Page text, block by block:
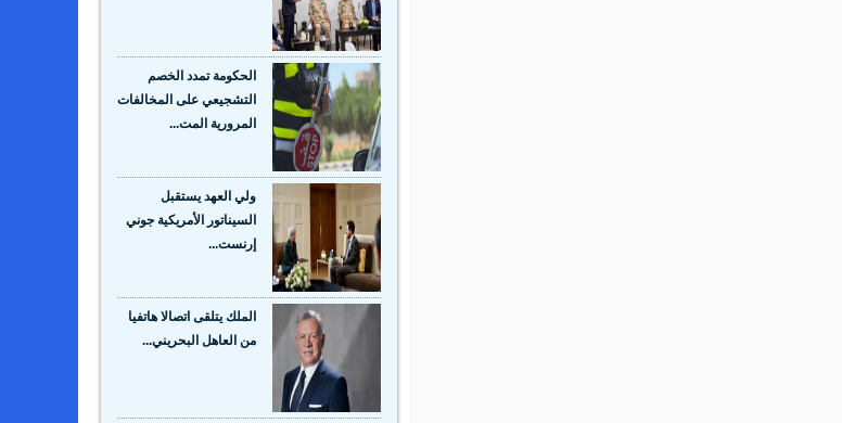
الحكومة تمدد الخصم
التشجيعي على المخالفات
المرورية المت...
ولي العهد يستقبل
السيناتور الأمريكية جوني
إرنست...
الملك يتلقى اتصالا هاتفيا
من العاهل البحريني...